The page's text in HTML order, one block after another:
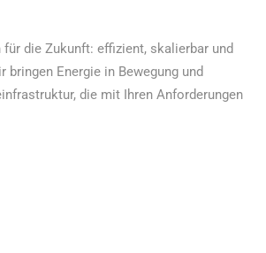
für die Zukunft: effizient, skalierbar und
bringen Energie in Bewegung und
die mit Ihren Anforderungen